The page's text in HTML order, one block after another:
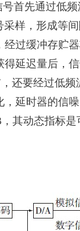
首先通过低频
样，形成等
过缓冲存贮
延迟量后，
还要经过低频
，延时器的信
其动态指标是